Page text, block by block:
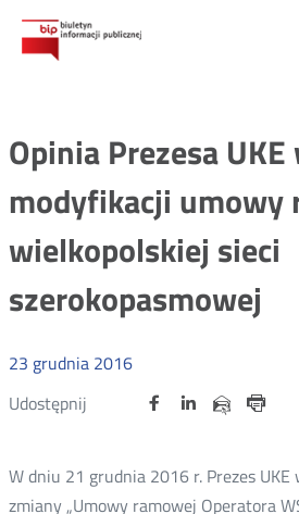
Opinia Prezesa
modyfikacji umowy
wielkopolskiej sieci
szerokopasmowej
23 grudnia 2016
Udostępnij
Udostępnij
Otwórz Udostępnij
na
OtwórzUdostępnij
na
OtwórzUdostępnij
przez
W dniu 21 grudnia 2016 r. Prezes UKE
zmiany „Umowy ramowej Operatora